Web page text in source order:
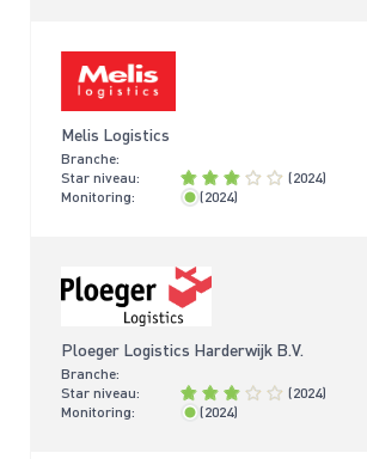
Melis Logistics
Branche:
Star niveau:
(2024)
Monitoring:
< 2 jaar
(2024)
Ploeger Logistics Harderwijk B.V.
Branche:
Star niveau:
(2024)
Monitoring:
< 2 jaar
(2024)